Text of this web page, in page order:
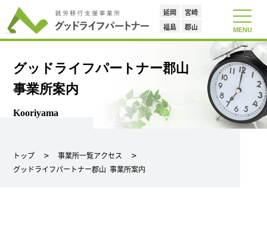
延岡
宮崎
福島
郡山
toggle
MENU
グッドライフパートナー郡山
事業所案内
Kooriyama
トップ
事業所一覧アクセス
グッドライフパートナー郡山 事業所案内